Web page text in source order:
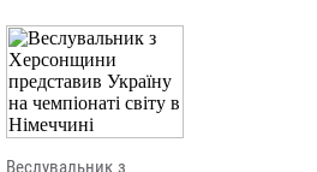
Веслувальник з